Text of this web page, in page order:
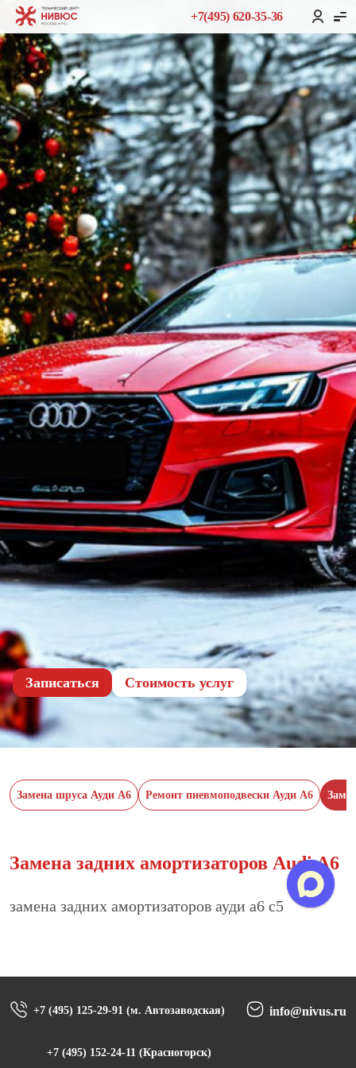
+7(495) 620-35-36
Записаться Cтоимость услуг
Замена шруса Ауди А6 Ремонт пневмоподвески Ауди А6
Замена задних амортизаторов Audi A6
замена задних амортизаторов ауди а6 с5
+7 (495) 125-29-91 (м. Автозаводская)
+7 (495) 152-24-11 (Красногорск)
info@nivus.ru